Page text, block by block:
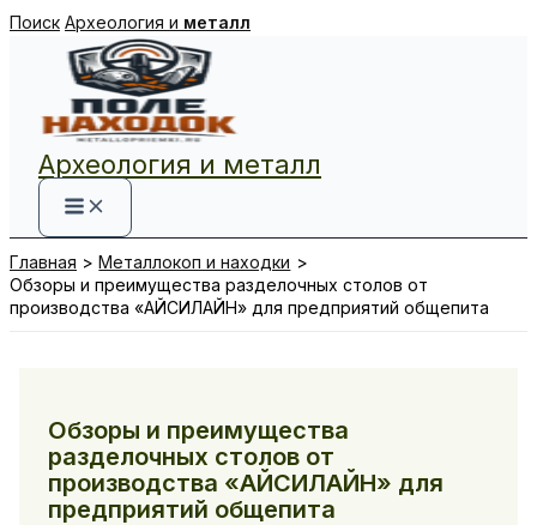
Перейти
содержимому
Поиск Археология и металл
Археология и металл
Главная
Металлокоп и находки
Обзоры и преимущества разделочных столов от
производства «АЙСИЛАЙН» для предприятий общепита
Обзоры и преимущества
разделочных столов от
производства «АЙСИЛАЙН» для
предприятий общепита